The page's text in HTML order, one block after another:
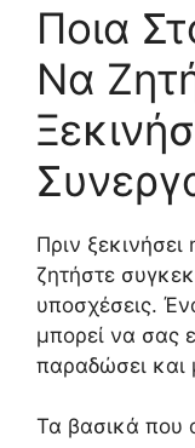
Ποια
Να
Πριν
ζητήστε
υποσχέσεις.
μπορεί να σας
παραδώσει και
Τα βασικά που